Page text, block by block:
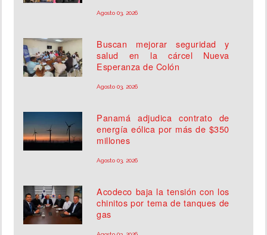
Agosto 03, 2026
Buscan mejorar seguridad y
salud en la cárcel Nueva
Esperanza de Colón
Agosto 03, 2026
Panamá adjudica contrato de
energía eólica por más de $350
millones
Agosto 03, 2026
Acodeco baja la tensión con los
chinitos por tema de tanques de
gas